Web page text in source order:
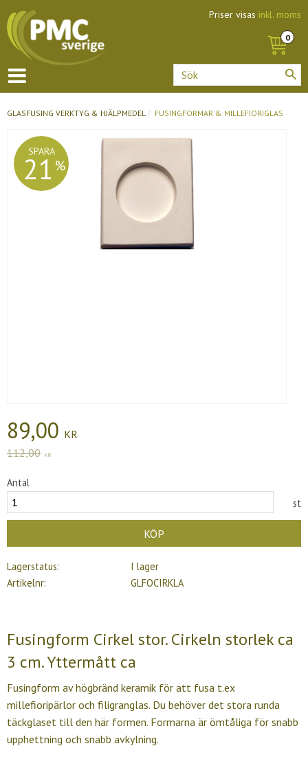
Priser visas inkl. moms
GLASFUSING VERKTYG & HJÄLPMEDEL FUSINGFORMAR & MILLEFIORIGLAS
SPARA
21 %
Nedsatt pris:
89,00 KR
Ordinarie pris:
112,00 KR
Antal
st
KÖP
Lagerstatus
I lager
Artikelnr
GLFOCIRKLA
Fusingform Cirkel stor. Cirkeln storlek ca
3 cm. Yttermått ca
Fusingform av högbränd keramik för att fusa t.ex
millefioripärlor och filigranglas. Du behöver det stora runda
täckglaset till den här formen. Formarna är ömtåliga för snabb
upphettning och snabb avkylning.